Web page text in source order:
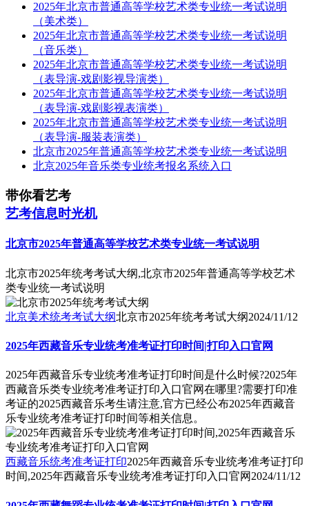
2025年北京市普通高等学校艺术类专业统一考试说明
（美术类）
2025年北京市普通高等学校艺术类专业统一考试说明
（音乐类）
2025年北京市普通高等学校艺术类专业统一考试说明
（表导演-戏剧影视导演类）
2025年北京市普通高等学校艺术类专业统一考试说明
（表导演-戏剧影视表演类）
2025年北京市普通高等学校艺术类专业统一考试说明
（表导演-服装表演类）
北京市2025年普通高等学校艺术类专业统一考试说明
北京2025年音乐类专业统考报名系统入口
带你看艺考
艺考信息时光机
北京市2025年普通高等学校艺术类专业统一考试说明
北京市2025年统考考试大纲,北京市2025年普通高等学校艺术
类专业统一考试说明
北京美术统考考试大纲北京市2025年统考考试大纲2024/11/12
2025年西藏音乐专业统考准考证打印时间|打印入口官网
2025年西藏音乐专业统考准考证打印时间是什么时候?2025年
西藏音乐类专业统考准考证打印入口官网在哪里?需要打印准
考证的2025西藏音乐考生请注意,官方已经公布2025年西藏音
乐专业统考准考证打印时间等相关信息。
西藏音乐统考准考证打印2025年西藏音乐专业统考准考证打印
时间,2025年西藏音乐专业统考准考证打印入口官网 2024/11/12